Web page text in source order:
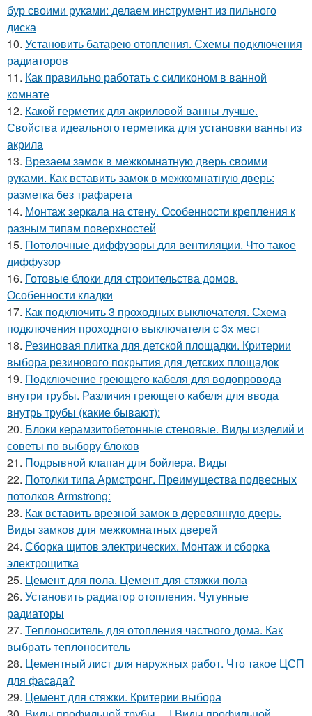
бур своими руками: делаем инструмент из пильного
диска
10. Установить батарею отопления. Схемы подключения
радиаторов
11. Как правильно работать с силиконом в ванной
комнате
12. Какой герметик для акриловой ванны лучше.
Свойства идеального герметика для установки ванны из
акрила
13. Врезаем замок в межкомнатную дверь своими
руками. Как вставить замок в межкомнатную дверь:
разметка без трафарета
14. Монтаж зеркала на стену. Особенности крепления к
разным типам поверхностей
15. Потолочные диффузоры для вентиляции. Что такое
диффузор
16. Готовые блоки для строительства домов.
Особенности кладки
17. Как подключить 3 проходных выключателя. Схема
подключения проходного выключателя с 3х мест
18. Резиновая плитка для детской площадки. Критерии
выбора резинового покрытия для детских площадок
19. Подключение греющего кабеля для водопровода
внутри трубы. Различия греющего кабеля для ввода
внутрь трубы (какие бывают):
20. Блоки керамзитобетонные стеновые. Виды изделий и
советы по выбору блоков
21. Подрывной клапан для бойлера. Виды
22. Потолки типа Армстронг. Преимущества подвесных
потолков Armstrong:
23. Как вставить врезной замок в деревянную дверь.
Виды замков для межкомнатных дверей
24. Сборка щитов электрических. Монтаж и сборка
электрощитка
25. Цемент для пола. Цемент для стяжки пола
26. Установить радиатор отопления. Чугунные
радиаторы
27. Теплоноситель для отопления частного дома. Как
выбрать теплоноситель
28. Цементный лист для наружных работ. Что такое ЦСП
для фасада?
29. Цемент для стяжки. Критерии выбора